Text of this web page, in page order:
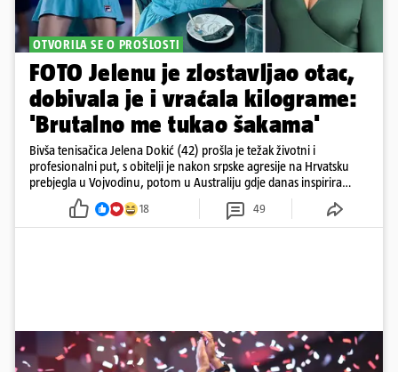
OTVORILA SE O PROŠLOSTI
FOTO Jelenu je zlostavljao otac,
dobivala je i vraćala kilograme:
'Brutalno me tukao šakama'
Bivša tenisačica Jelena Dokić (42) prošla je težak životni i
profesionalni put, s obitelji je nakon srpske agresije na Hrvatsku
prebjegla u Vojvodinu, potom u Australiju gdje danas inspirira
18 49